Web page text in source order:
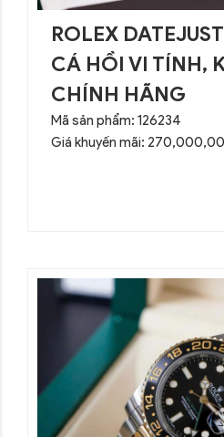
ROLEX
CÁ HỒI VI TÍNH,
CHÍNH HÃNG
Mã sản phẩm: 126234
Giá khuyến mãi: